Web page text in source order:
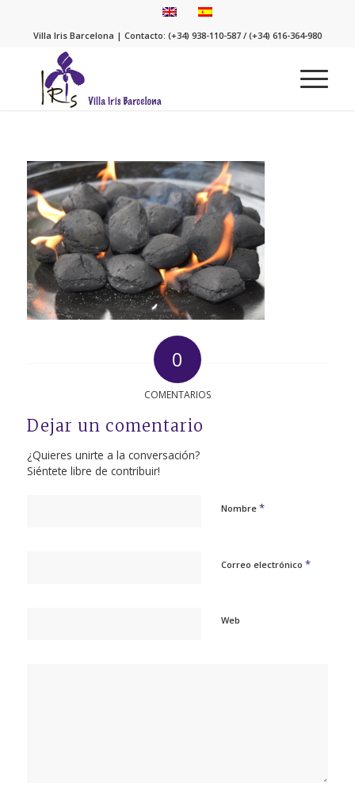
Villa Iris Barcelona | Contacto: (+34) 938-110-587 / (+34) 616-364-980
0
COMENTARIOS
Dejar un comentario
¿Quieres unirte a la conversación?
Siéntete libre de contribuir!
Nombre *
Correo electrónico *
Web